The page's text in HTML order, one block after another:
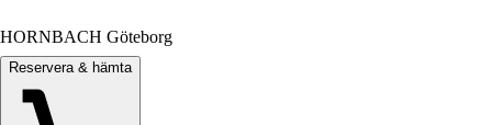
HORNBACH Göteborg
Reservera & hämta